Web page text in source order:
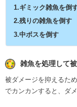
1.ギミック雑魚を倒
2.残りの雑魚を倒す
3.中ボスを倒す
雑魚を処理して
被ダメージを抑えるた
でカンカンすると、ダ